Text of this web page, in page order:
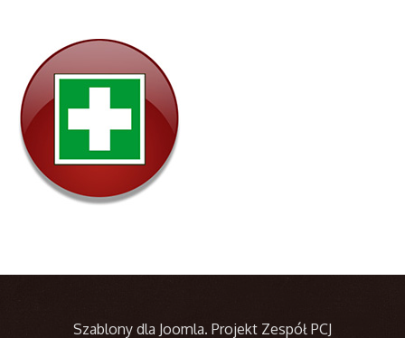
Szablony dla Joomla. Projekt Zespół PCJ